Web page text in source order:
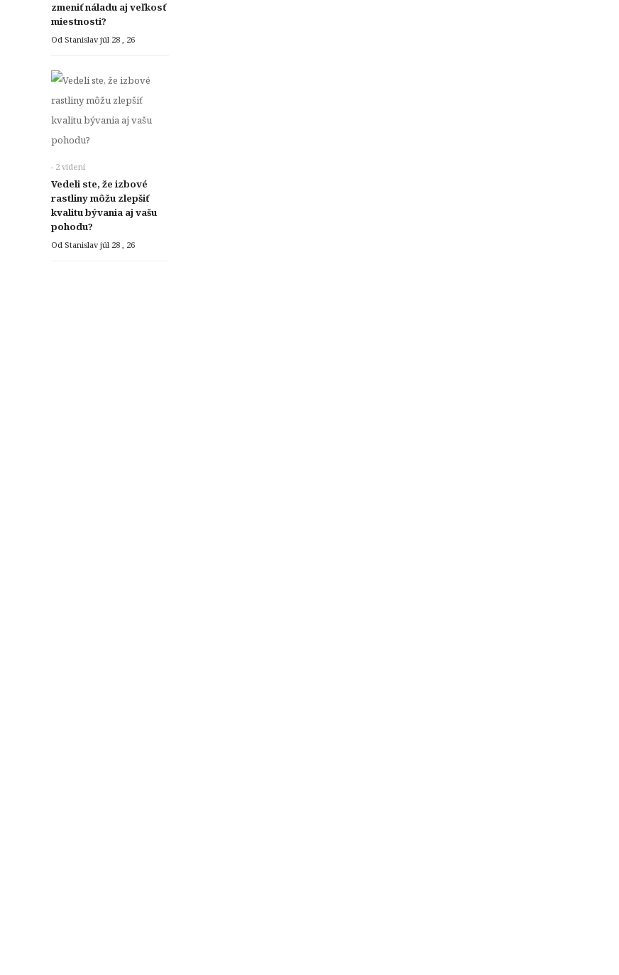
zmeniť náladu aj veľkosť
miestnosti?
Od Stanislavjúl 28 , 26
- 2 videní
Vedeli ste, že izbové
rastliny môžu zlepšiť
kvalitu bývania aj vašu
pohodu?
Od Stanislavjúl 28 , 26